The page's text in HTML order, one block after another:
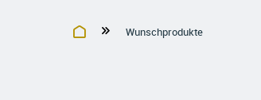
Wunschprodukte